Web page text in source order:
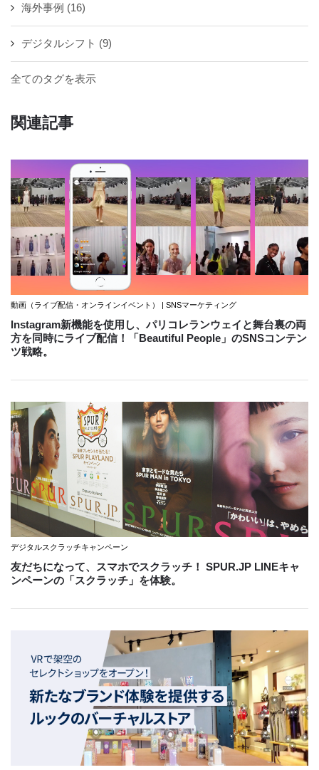
海外事例 (16)
デジタルシフト (9)
全てのタグを表示
関連記事
動画（ライブ配信・オンラインイベント） | SNSマーケティング
Instagram新機能を使用し、パリコレランウェイと舞台裏の両
方を同時にライブ配信！「Beautiful People」のSNSコンテン
ツ戦略。
デジタルスクラッチキャンペーン
友だちになって、スマホでスクラッチ！ SPUR.JP LINEキャ
ンペーンの「スクラッチ」を体験。